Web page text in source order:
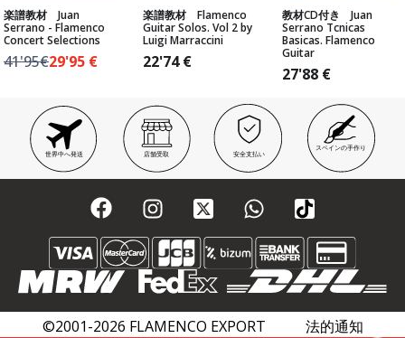
楽譜教材 Juan
Serrano - Flamenco
Concert Selections
41'95€29'95 €
楽譜教材 Flamenco
Guitar Solos. Vol 2 by
Luigi Marraccini
22'74€
教材CD付き Juan
Serrano Tcnicas
Basicas. Flamenco
Guitar
27'88 €
世界中へ発送 店舗受取 安全支払い
スペインの手作り
©2001-2026 FLAMENCO EXPORT 法的通知